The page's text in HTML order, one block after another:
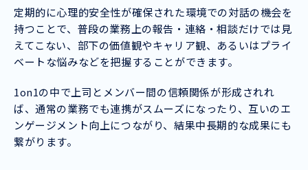
定期的に心理的安全性が確保された環境での対話の機会を
持つことで、普段の業務上の報告・連絡・相談だけでは見
えてこない、部下の価値観やキャリア観、あるいはプライ
ベートな悩みなどを把握することができます。
1on1の中で上司とメンバー間の信頼関係が形成されれ
ば、通常の業務でも連携がスムーズになったり、互いのエ
ンゲージメント向上につながり、結果中長期的な成果にも
繋がります。